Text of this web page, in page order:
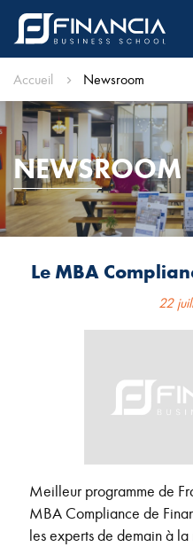
Accueil Newsroom
NEWSROOM
Le MBA
22
Meilleur programme de
MBA Compliance de
les experts de demain à